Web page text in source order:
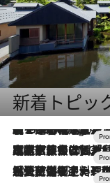
新着トピッ
7 Hours Ago
【トンボの足水浴】ヒノキの香りに包まれて涼感マックス！約13℃の湧水かけ流しを避暑地「星野温泉 トンボの湯」で体験
2026.7.31
【ホテル帰省】という選択肢をOMOが提案。家族とほどよい距離を保つには「昼は実家、夜は気兼ねなくホテルで！」
2026.7.24
【夏限定ディナーコース】旬を迎える稚鮎や花ズッキーニなどをイタリア・トスカーナの郷土料理の手法で満喫！